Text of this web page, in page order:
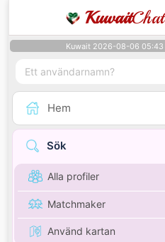
KuwaitChat
Kuwait 2026-08-06 05:43
Hem
Sök
Alla profiler
Matchmaker
Använd kartan